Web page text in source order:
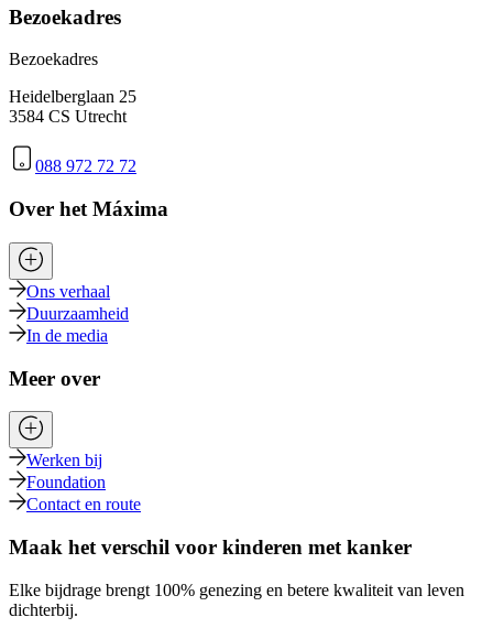
Bezoekadres
Bezoekadres
Heidelberglaan 25
3584 CS Utrecht
088 972 72 72
Over het Máxima
Ons verhaal
Duurzaamheid
In de media
Meer over
Werken bij
Foundation
Contact en route
Maak het verschil voor kinderen met kanker
Elke bijdrage brengt 100% genezing en betere kwaliteit van leven
dichterbij.